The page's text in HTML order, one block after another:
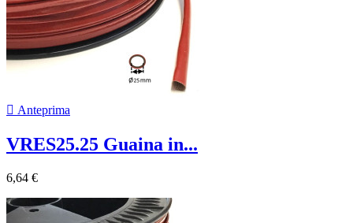
 Anteprima
VRES25.25 Guaina in...
6,64 €